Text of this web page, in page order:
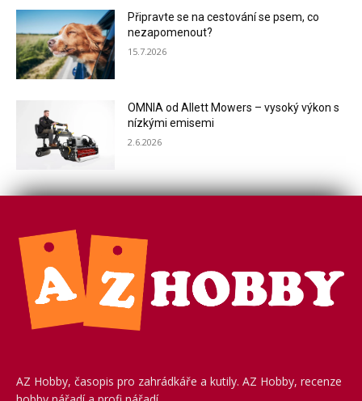
Připravte se na cestování se psem, co
nezapomenout?
15.7.2026
OMNIA od Allett Mowers – vysoký výkon s
nízkými emisemi
2.6.2026
AZ Hobby, časopis pro zahrádkáře a kutily. AZ Hobby, recenze